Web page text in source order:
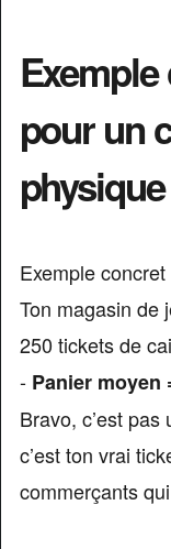
pour un
physique
Exemple concret
Ton magasin de
250 tickets de
- Panier moyen
Bravo, c’est
c’est ton vrai
commerçants